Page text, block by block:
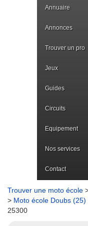
Annuaire
Annonces
Trouver un pro
Jeux
Guides
Circuits
Equipement
Nos services
Contact
Trouver une moto école
> Moto école Doubs (25)
25300